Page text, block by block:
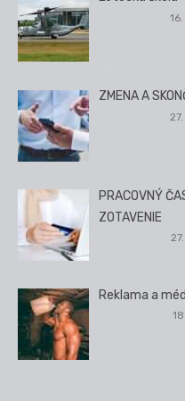
ZMENA A
PRACOVNÝ
ZOTAVENIE
Reklama a